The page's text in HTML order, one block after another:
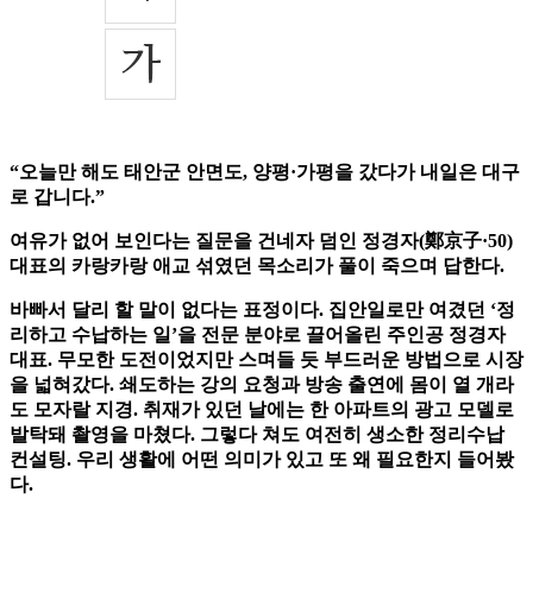
“오늘만 해도 태안군 안면도, 양평·가평을 갔다가 내일은 대구
로 갑니다.”
여유가 없어 보인다는 질문을 건네자 덤인 정경자(鄭京子·50)
대표의 카랑카랑 애교 섞였던 목소리가 풀이 죽으며 답한다.
바빠서 달리 할 말이 없다는 표정이다. 집안일로만 여겼던 ‘정
리하고 수납하는 일’을 전문 분야로 끌어올린 주인공 정경자
대표. 무모한 도전이었지만 스며들 듯 부드러운 방법으로 시장
을 넓혀갔다. 쇄도하는 강의 요청과 방송 출연에 몸이 열 개라
도 모자랄 지경. 취재가 있던 날에는 한 아파트의 광고 모델로
발탁돼 촬영을 마쳤다. 그렇다 쳐도 여전히 생소한 정리수납
컨설팅. 우리 생활에 어떤 의미가 있고 또 왜 필요한지 들어봤
다.